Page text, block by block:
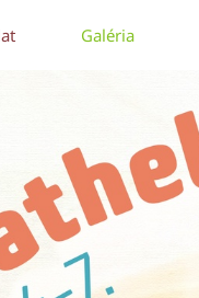
Galéria